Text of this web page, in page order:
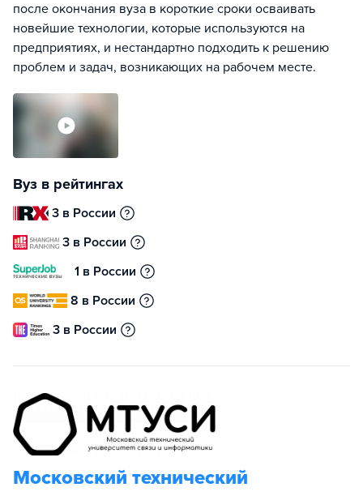
после окончания вуза в короткие сроки осваивать
новейшие технологии, которые используются на
предприятиях, и нестандартно подходить к решению
проблем и задач, возникающих на рабочем месте.
Вуз в рейтингах
3 в России
3 в России
1 в России
8 в России
3 в России
Московский технический